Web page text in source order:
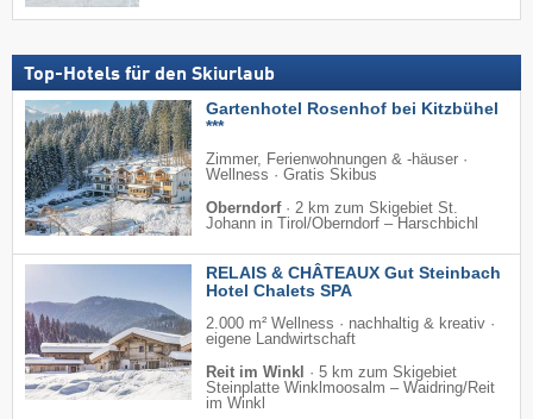
Top-Hotels für den Skiurlaub
Gartenhotel Rosenhof bei Kitzbühel
***
Zimmer, Ferienwohnungen & -häuser ·
Wellness · Gratis Skibus
Oberndorf · 2 km zum Skigebiet St.
Johann in Tirol/​Oberndorf – Harschbichl
RELAIS & CHÂTEAUX Gut Steinbach
Hotel Chalets SPA
2.000 m² Wellness · nachhaltig & kreativ ·
eigene Landwirtschaft
Reit im Winkl
· 5 km zum Skigebiet
Steinplatte Winklmoosalm – Waidring/​Reit
im Winkl